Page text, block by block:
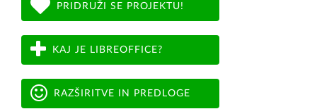
PRIDRUŽI SE PROJEKTU!
KAJ JE LIBREOFFICE?
RAZŠIRITVE IN PREDLOGE